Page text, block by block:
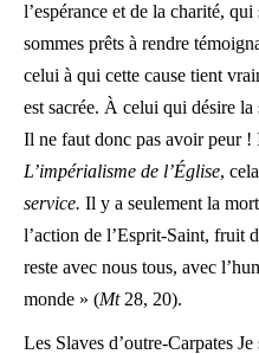
l’espérance et de la charité,
sommes prêts à rendre
celui à qui cette cause tient
est sacrée. À celui qui désire
Il ne faut donc pas avoir peur
L’impérialisme de l’Église, cela
service. Il y a seulement la
l’action de l’Esprit-Saint, fruit
reste avec nous tous, avec
monde » (Mt28, 20).
Les Slaves d’outre-Carpates